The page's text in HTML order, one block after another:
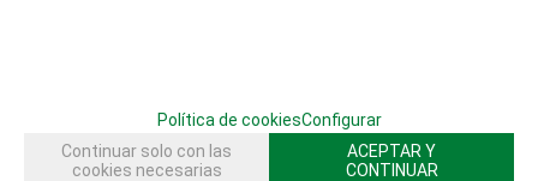
COLUMPIO HAMACA (2)
COLUMPIOS 1 PLAZA (11)
Política de cookiesConfigurar
Continuar solo con las
cookies necesarias
ACEPTAR Y
CONTINUAR